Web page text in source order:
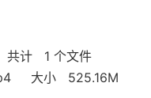
计 1 个文件
大小 525.16M